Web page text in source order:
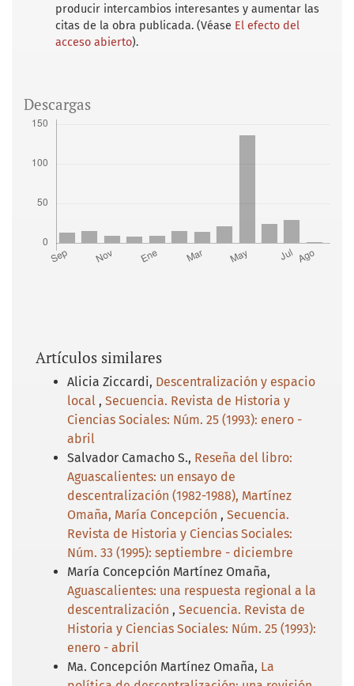
producir intercambios interesantes y aumentar las
citas de la obra publicada. (Véase El efecto del
acceso abierto).
Descargas
Artículos similares
Alicia Ziccardi, Descentralización y espacio
local , Secuencia. Revista de Historia y
Ciencias Sociales: Núm. 25 (1993): enero -
abril
Salvador Camacho S., Reseña del libro:
Aguascalientes: un ensayo de
descentralización (1982-1988), Martínez
Omaña, María Concepción , Secuencia.
Revista de Historia y Ciencias Sociales:
Núm. 33 (1995): septiembre - diciembre
María Concepción Martínez Omaña,
Aguascalientes: una respuesta regional a la
descentralización , Secuencia. Revista de
Historia y Ciencias Sociales: Núm. 25 (1993):
enero - abril
Ma. Concepción Martínez Omaña, La